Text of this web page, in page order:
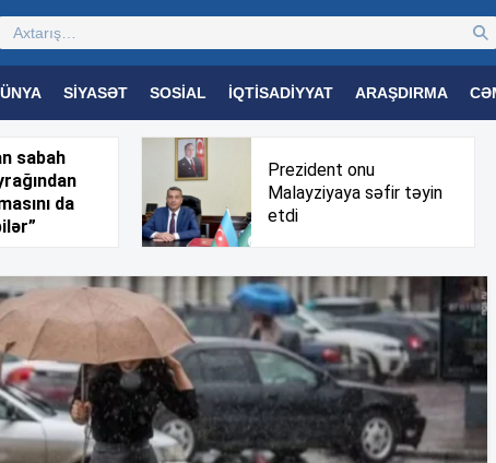
SIYASƏT SOSIAL İQTISADIYYAT ARAŞDIRMA
TEXNOLOGIYA TƏHSIL TRIBUNA
sabah
da
Prezident onu
Malayziyaya səfir təyin
etdi